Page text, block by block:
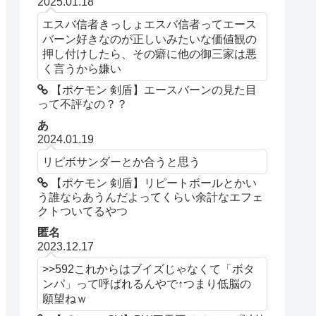
エスバ信者きっしょエスバ信者ってエース
バーン好きなのが正しいみたいな価値観の
押し付けしたら、その癖に他の御三家は悪
く言うから嫌い
【ポケモン 剣盾】エースバーンの見た目
って不評なの？？
あ
2024.01.19
リピボサンダーとか合うと思う
【ポケモン 剣盾】リピートボールとかい
う誰ならあうんだよってくらい余計なエフェ
クトついてるやつ
匿名
2023.12.17
>>592これからはブイズじゃなくて「ボタ
ンパ」って呼ばれるんやで↑つまり低脳の
願望ねｗ